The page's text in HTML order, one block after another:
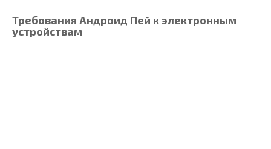
Требования Андроид Пей к электронным
устройствам